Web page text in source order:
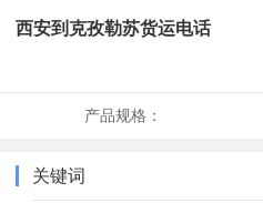
西安到克孜勒苏货运电话
产品规格：
关键词